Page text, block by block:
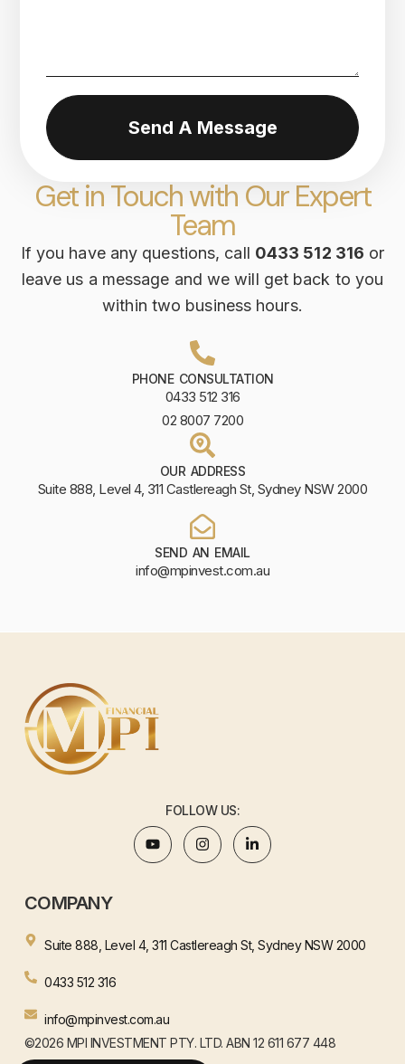
Get in Touch with Our Expert
Team
If you have any questions, call 0433 512 316 or
leave us a message and we will get back to you
within two business hours.
PHONE CONSULTATION
0433 512 316
02 8007 7200
OUR ADDRESS
Suite 888, Level 4, 311 Castlereagh St, Sydney NSW 2000
SEND AN EMAIL
info@mpinvest.com.au
Send A Message
FOLLOW US:
COMPANY
Suite 888, Level 4, 311 Castlereagh St, Sydney NSW 2000
0433 512 316
info@mpinvest.com.au
©2026 MPI INVESTMENT PTY. LTD. ABN 12 611 677 448